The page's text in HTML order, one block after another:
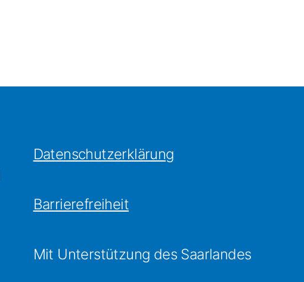
Datenschutzerklärung
Barrierefreiheit
Mit Unterstützung des Saarlandes